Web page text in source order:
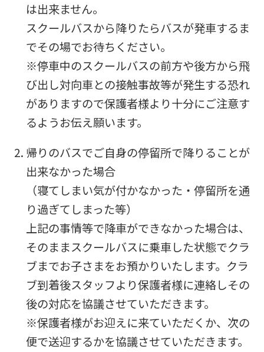
は出来ません。
スクールバスから降りたらバスが発車するま
でその場でお待ちください。
※停車中のスクールバスの前方や後方から飛
び出し対向車との接触事故等が発生する恐れ
がありますので保護者様より十分にご注意す
るようお伝え願います。
帰りのバスでご自身の停留所で降りることが
出来なかった場合
（寝てしまい気が付かなかった・停留所を通
り過ぎてしまった等）
上記の事情等で降車ができなかった場合は、
そのままスクールバスに乗車した状態でクラ
ブまでお子さまをお預かりいたします。クラ
ブ到着後スタッフより保護者様に連絡しその
後の対応を協議させていただきます。
※保護者様がお迎えに来ていただくか、次の
便で送迎するかを協議させていただきます。
translation
service,
the
Japanese
version
of
website
be
mechanically,
so
it
may
not
be
an